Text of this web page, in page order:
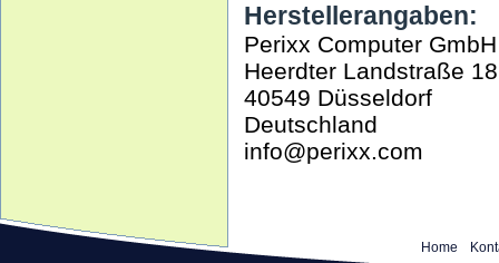
Herstellerangaben:
Perixx Computer GmbH
Heerdter Landstraße
40549 Düsseldorf
Deutschland
info@perixx.com
Home